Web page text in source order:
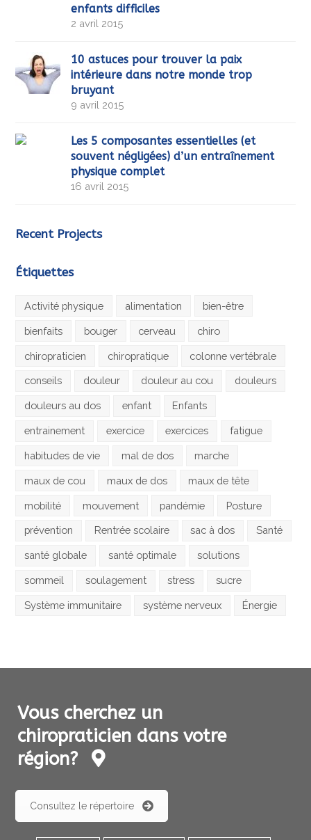
enfants difficiles
2 avril 2015
10 astuces pour trouver la paix
intérieure dans notre monde trop
bruyant
9 avril 2015
Les 5 composantes essentielles (et
souvent négligées) d’un entraînement
physique complet
16 avril 2015
Recent Projects
Étiquettes
Activité physique alimentation bien-être
bienfaits bouger cerveau chiro
chiropraticien chiropratique colonne vertébrale
conseils douleur douleur au cou douleurs
douleurs au dos enfant Enfants
entrainement exercice exercices fatigue
habitudes de vie mal de dos marche
maux de cou maux de dos maux de tête
mobilité mouvement pandémie Posture
prévention Rentrée scolaire sac à dos Santé
santé globale santé optimale solutions
sommeil soulagement stress sucre
Système immunitaire système nerveux Énergie
Vous cherchez un
chiropraticien dans votre
région?
Consultez le répertoire